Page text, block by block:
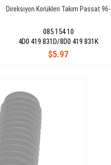
Direksiyon Korükleri Takım Passat 96-
085 154 10
$5.97
4D0 419 831D/8D0 419 831K